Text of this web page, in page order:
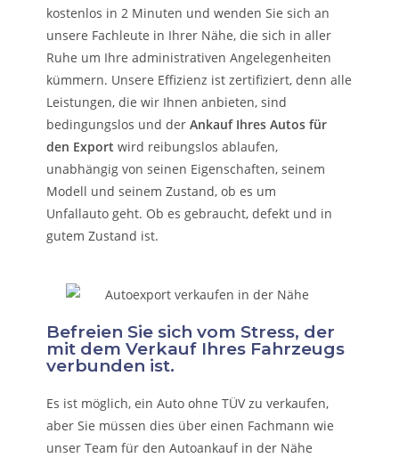
kostenlos in 2 Minuten und wenden Sie sich an
unsere Fachleute in Ihrer Nähe, die sich in aller
Ruhe um Ihre administrativen Angelegenheiten
kümmern. Unsere Effizienz ist zertifiziert, denn alle
Leistungen, die wir Ihnen anbieten, sind
bedingungslos und derAnkauf Ihres Autos für
den Export wird reibungslos ablaufen,
unabhängig von seinen Eigenschaften, seinem
Modell und seinem Zustand, ob es um
Unfallauto geht. Ob es gebraucht, defekt und in
gutem Zustand ist.
Befreien Sie sich vom Stress, der
mit dem Verkauf Ihres Fahrzeugs
verbunden ist.
Es ist möglich, ein Auto ohne TÜV zu verkaufen,
aber Sie müssen dies über einen Fachmann wie
unser Team für den Autoankauf in der Nähe